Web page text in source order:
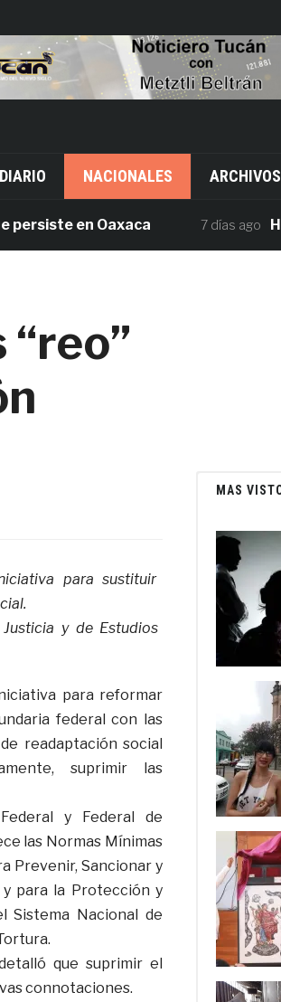
NACIONALES ARCHIVOS
en Oaxaca 7 días ago Hallan
para sustituir
y de Estudios
para reformar
federal con las
readaptación social
suprimir las
y Federal de
las Normas Mínimas
Prevenir, Sancionar y
para la Protección y
Sistema Nacional de
que suprimir el
connotaciones.
MAS